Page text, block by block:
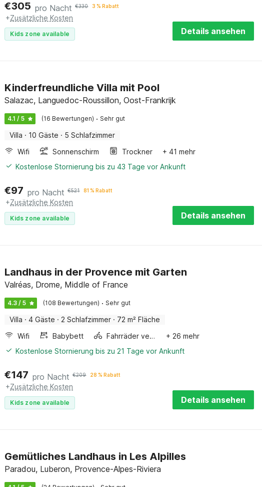
€305 pro Nacht €330 3 % Rabatt
+Zusätzliche Kosten
Kids zone available Details ansehen
Kinderfreundliche Villa mit Pool
Salazac, Languedoc-Roussillon, Oost-Frankrijk
4.1 / 5 (16 Bewertungen) · Sehr gut
Villa · 10 Gäste · 5 Schlafzimmer
Wifi
Sonnenschirm Trockner
+ 41 mehr
Kostenlose Stornierung bis zu 43 Tage vor Ankunft
€97 pro Nacht €521 81 % Rabatt
+Zusätzliche Kosten
Kids zone available Details ansehen
Landhaus in der Provence mit Garten
Valréas, Drome, Middle of France
4.3 / 5 (108 Bewertungen) · Sehr gut
Villa · 4 Gäste · 2 Schlafzimmer · 72 m² Fläche
Wifi
Babybett Fahrräder verfügbar
+ 26 mehr
Kostenlose Stornierung bis zu 21 Tage vor Ankunft
€147 pro Nacht €209 28 % Rabatt
+Zusätzliche Kosten
Kids zone available Details ansehen
Gemütliches Landhaus in Les Alpilles
Paradou, Luberon, Provence-Alpes-Riviera